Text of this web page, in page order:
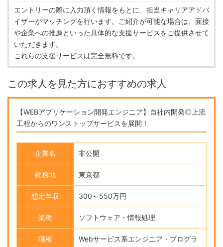
エントリーの際に入力頂く情報をもとに、担当キャリアアドバ
イザーがマッチングを行います。ご紹介が可能な場合は、面接
や企業への推薦といった具体的な支援サービスをご提供させて
いただきます。
これらの支援サービスは完全無料です。
この求人を見た方におすすめの求人
【WEBアプリケーション開発エンジニア】自社内開発◎上流
工程からのワンストップサービスを展開！
企業名 非公開
勤務地 東京都
想定年収 300～550万円
業種 ソフトウェア・情報処理
職種
Webサービス系エンジニア・プログラ